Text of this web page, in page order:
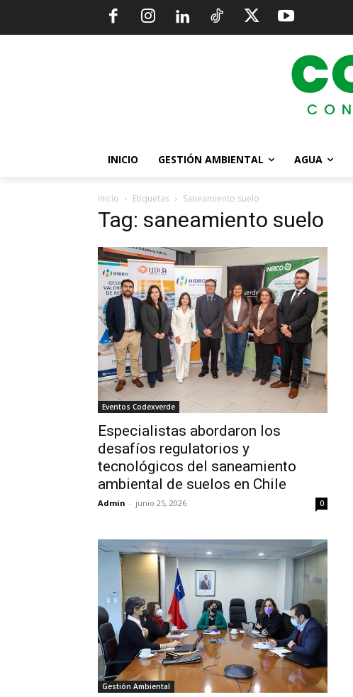
INICIO GESTIÓN AMBIENTAL AGUA
Inicio Etiquetas Saneamiento suelo
Tag: saneamiento suelo
Eventos Codexverde
Especialistas abordaron los
desafíos regulatorios y
tecnológicos del saneamiento
ambiental de suelos en Chile
Admin - junio 25, 2026 0
Gestión Ambiental